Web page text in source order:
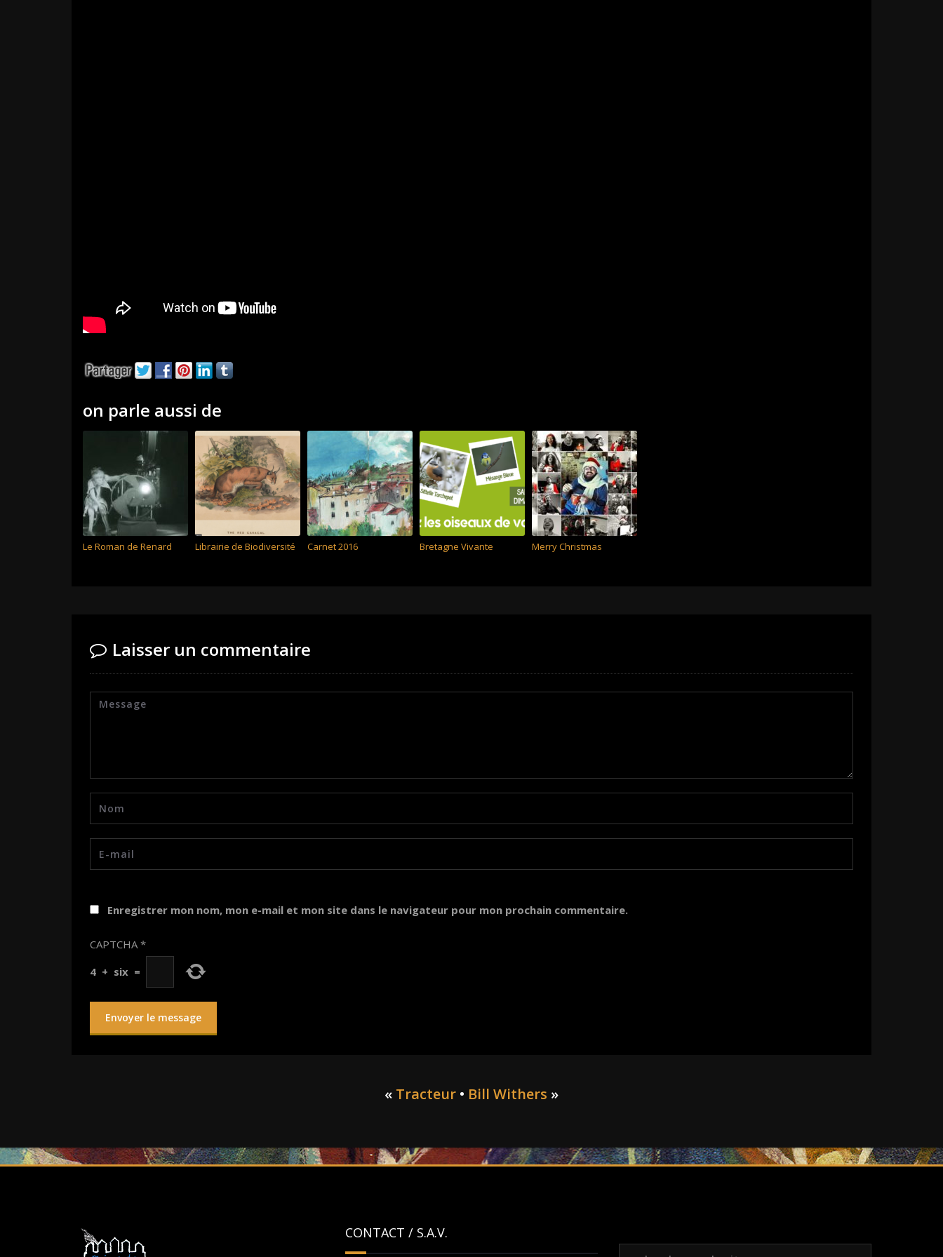
on parle aussi de
Le Roman de Renard Librairie de Biodiversité Carnet 2016 Bretagne Vivante Merry Christmas
Laisser un commentaire
Enregistrer mon nom, mon e-mail et mon site dans le navigateur pour mon prochain commentaire.
CAPTCHA*
4 + six =
« Tracteur • Bill Withers »
CONTACT / S.A.V.